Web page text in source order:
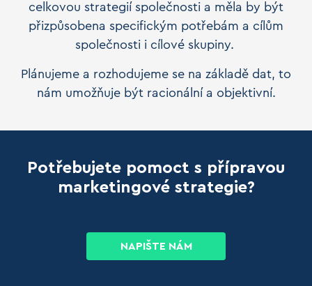
celkovou strategií společnosti a měla by být
přizpůsobena specifickým potřebám a cílům
společnosti i cílové skupiny.
Plánujeme a rozhodujeme se na základě dat, to
nám umožňuje být racionální a objektivní.
Potřebujete pomoct s přípravou
marketingové strategie?
NAPIŠTE NÁM